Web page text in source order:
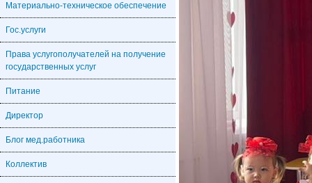
Материально-техническое обеспечение
Гос.услуги
Права услугополучателей на получение
государственных услуг
Питание
Директор
Блог мед.работника
Коллектив